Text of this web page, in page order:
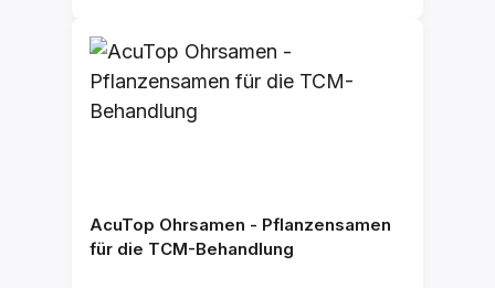
AcuTop Ohrsamen - Pflanzensamen
für die TCM-Behandlung